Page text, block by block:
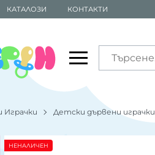
КАТАЛОЗИ КОНТАКТИ
Играчки Детски дървени играчки
НЕНАЛИЧЕН